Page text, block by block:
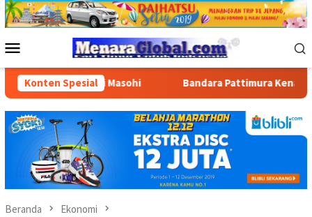
Loncat
ke
Mobile
Konten Spesial
di Masohi Bandara Pattimura Kenalkan Dunia
Beranda Ekonomi